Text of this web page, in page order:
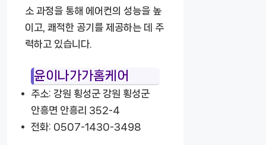
소 과정을 통해 에어컨의 성능을 높
이고, 쾌적한 공기를 제공하는 데 주
력하고 있습니다.
윤이나가가홈케어
주소: 강원 횡성군 강원 횡성군
안흥면 안흥리 352-4
전화: 0507-1430-3498